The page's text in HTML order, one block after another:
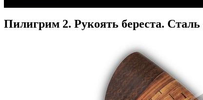
Пилигрим 2. Рукоять береста.